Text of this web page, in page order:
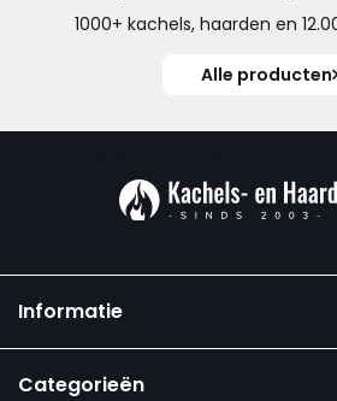
1000+ kachels, haarden en
Alle producten
Informatie
Categorieën